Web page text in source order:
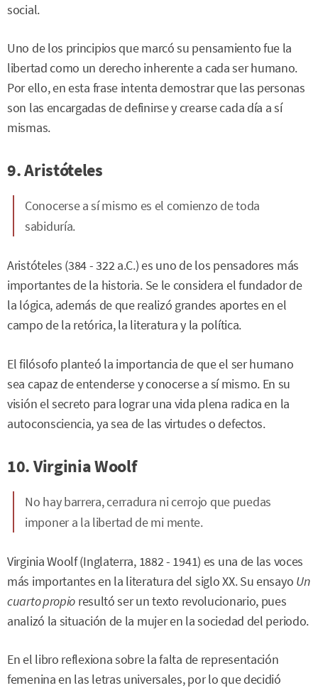
social.
Uno de los principios que marcó su pensamiento fue la
libertad como un derecho inherente a cada ser humano.
Por ello, en esta frase intenta demostrar que las personas
son las encargadas de definirse y crearse cada día a sí
mismas.
9. Aristóteles
Conocerse a sí mismo es el comienzo de toda
sabiduría.
Aristóteles (384 - 322 a.C.) es uno de los pensadores más
importantes de la historia. Se le considera el fundador de
la lógica, además de que realizó grandes aportes en el
campo de la retórica, la literatura y la política.
El filósofo planteó la importancia de que el ser humano
sea capaz de entenderse y conocerse a sí mismo. En su
visión el secreto para lograr una vida plena radica en la
autoconsciencia, ya sea de las virtudes o defectos.
10. Virginia Woolf
No hay barrera, cerradura ni cerrojo que puedas
imponer a la libertad de mi mente.
Virginia Woolf (Inglaterra, 1882 - 1941) es una de las voces
más importantes en la literatura del siglo XX. Su ensayo Un
cuarto propio resultó ser un texto revolucionario, pues
analizó la situación de la mujer en la sociedad del periodo.
En el libro reflexiona sobre la falta de representación
femenina en las letras universales, por lo que decidió